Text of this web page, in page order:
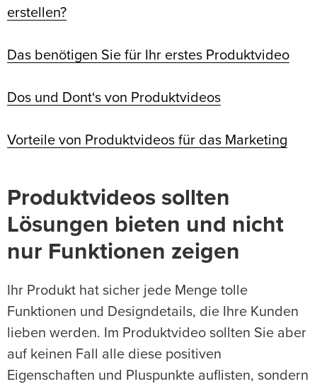
erstellen?
Das benötigen Sie für Ihr erstes Produktvideo
Dos und Dont‘s von Produktvideos
Vorteile von Produktvideos für das Marketing
Produktvideos sollten
Lösungen bieten und nicht
nur Funktionen zeigen
Ihr Produkt hat sicher jede Menge tolle
Funktionen und Designdetails, die Ihre Kunden
lieben werden. Im Produktvideo sollten Sie aber
auf keinen Fall alle diese positiven
Eigenschaften und Pluspunkte auflisten, sondern